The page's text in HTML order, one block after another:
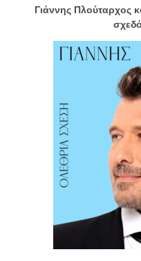
Γιάννης Πλούταρχος